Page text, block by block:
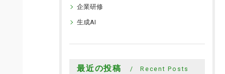
企業研修
生成AI
最近の投稿 Recent Posts